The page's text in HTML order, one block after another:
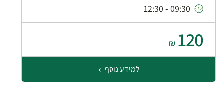
09:30 - 12:30
120
₪
למידע נוסף